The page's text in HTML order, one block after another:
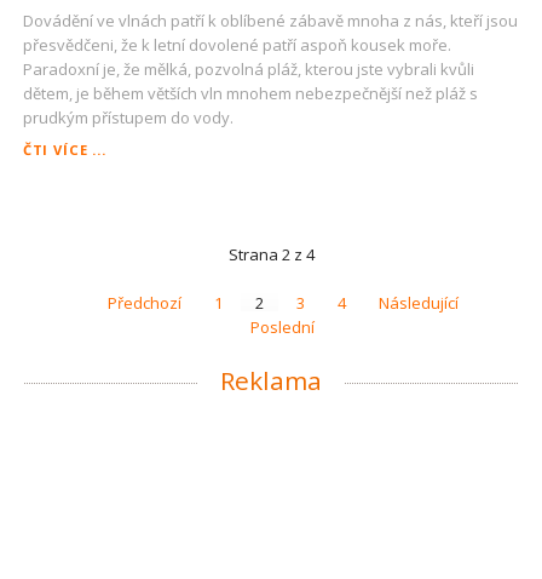
Dovádění ve vlnách patří k oblíbené zábavě mnoha z nás, kteří jsou
přesvědčeni, že k letní dovolené patří aspoň kousek moře.
Paradoxní je, že mělká, pozvolná pláž, kterou jste vybrali kvůli
dětem, je během větších vln mnohem nebezpečnější než pláž s
prudkým přístupem do vody.
ČTI VÍCE ...
Strana 2 z 4
Předchozí 1 2 3 4
Následující
Poslední
Reklama